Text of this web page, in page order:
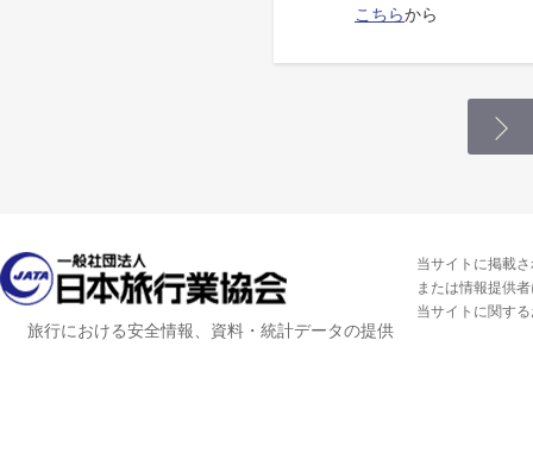
こちらから
旅行における安全情報、資料・統計データの提供
当サイトに掲載
または情報提供
当サイトに関す